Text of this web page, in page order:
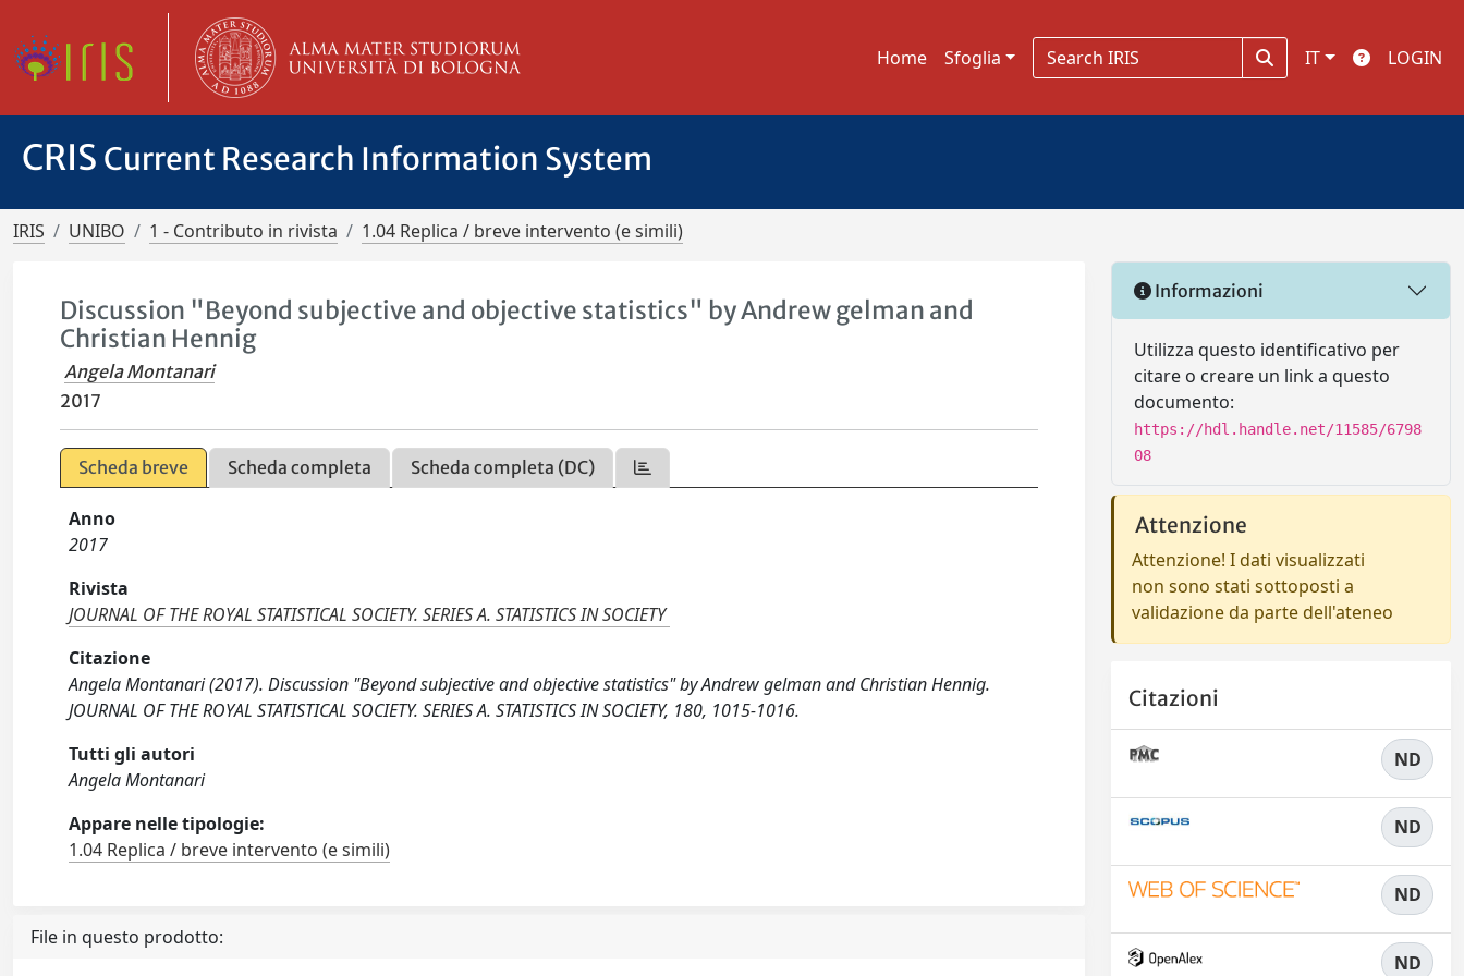
Home Sfoglia IT LOGIN
CRIS Current Research Information System
IRIS UNIBO 1 - Contributo in rivista 1.04 Replica / breve intervento (e simili)
Discussion "Beyond subjective and objective statistics" by Andrew gelman and
Christian Hennig
Angela Montanari
2017
Scheda breve Scheda completa Scheda completa (DC)
Anno
2017
Rivista
JOURNAL OF THE ROYAL STATISTICAL SOCIETY. SERIES A. STATISTICS IN SOCIETY
Citazione
Angela Montanari (2017). Discussion "Beyond subjective and objective statistics" by Andrew gelman and Christian Hennig.
JOURNAL OF THE ROYAL STATISTICAL SOCIETY. SERIES A. STATISTICS IN SOCIETY, 180, 1015-1016.
Tutti gli autori
Angela Montanari
Appare nelle tipologie:
1.04 Replica / breve intervento (e simili)
File in questo prodotto:
Informazioni
Utilizza questo identificativo per
citare o creare un link a questo
documento:
https://hdl.handle.net/11585/6798
08
Attenzione
Attenzione! I dati visualizzati
non sono stati sottoposti a
validazione da parte dell'ateneo
Citazioni
ND
ND
ND
ND